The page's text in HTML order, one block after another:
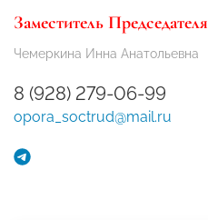
Заместитель Председателя
Чемеркина Инна Анатольевна
8 (928) 279-06-99
opora_soctrud@mail.ru